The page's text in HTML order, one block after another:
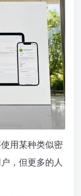
用某种类似密
，但更多的人